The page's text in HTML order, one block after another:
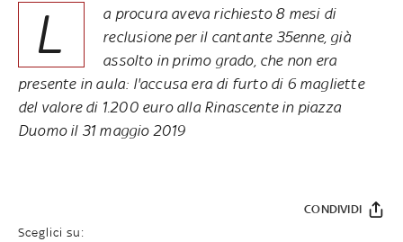
L
a procura aveva richiesto 8 mesi di
reclusione per il cantante 35enne, già
assolto in primo grado, che non era
presente in aula: l'accusa era di furto di 6 magliette
del valore di 1.200 euro alla Rinascente in piazza
Duomo il 31 maggio 2019
Sceglici su:
CONDIVIDI